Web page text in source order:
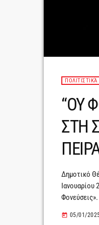
ΠΟΛΙΤΙΣΤΙΚΆ
“ΟΥ
ΣΤΗ
Δημοτικό
από την
today 05/01/